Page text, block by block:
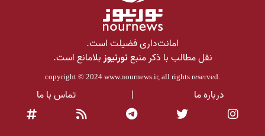
امانت‌داری فضیلت است.
نقل مطالب با ذکر منبعنورنیوزبلامانع است.
copyright © 2024 www.nournews.ir, all rights reserved.
درباره ما | تماس با ما